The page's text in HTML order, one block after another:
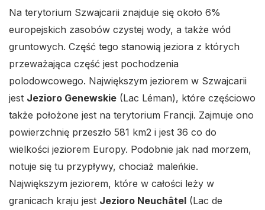
Na terytorium Szwajcarii znajduje się około 6%
europejskich zasobów czystej wody, a także wód
gruntowych. Część tego stanowią jeziora z których
przeważająca część jest pochodzenia
polodowcowego. Największym jeziorem w Szwajcarii
jest Jezioro Genewskie (Lac Léman), które częściowo
także położone jest na terytorium Francji. Zajmuje ono
powierzchnię przeszło 581 km2 i jest 36 co do
wielkości jeziorem Europy. Podobnie jak nad morzem,
notuje się tu przypływy, chociaż maleńkie.
Największym jeziorem, które w całości leży w
granicach kraju jest Jezioro Neuchâtel (Lac de